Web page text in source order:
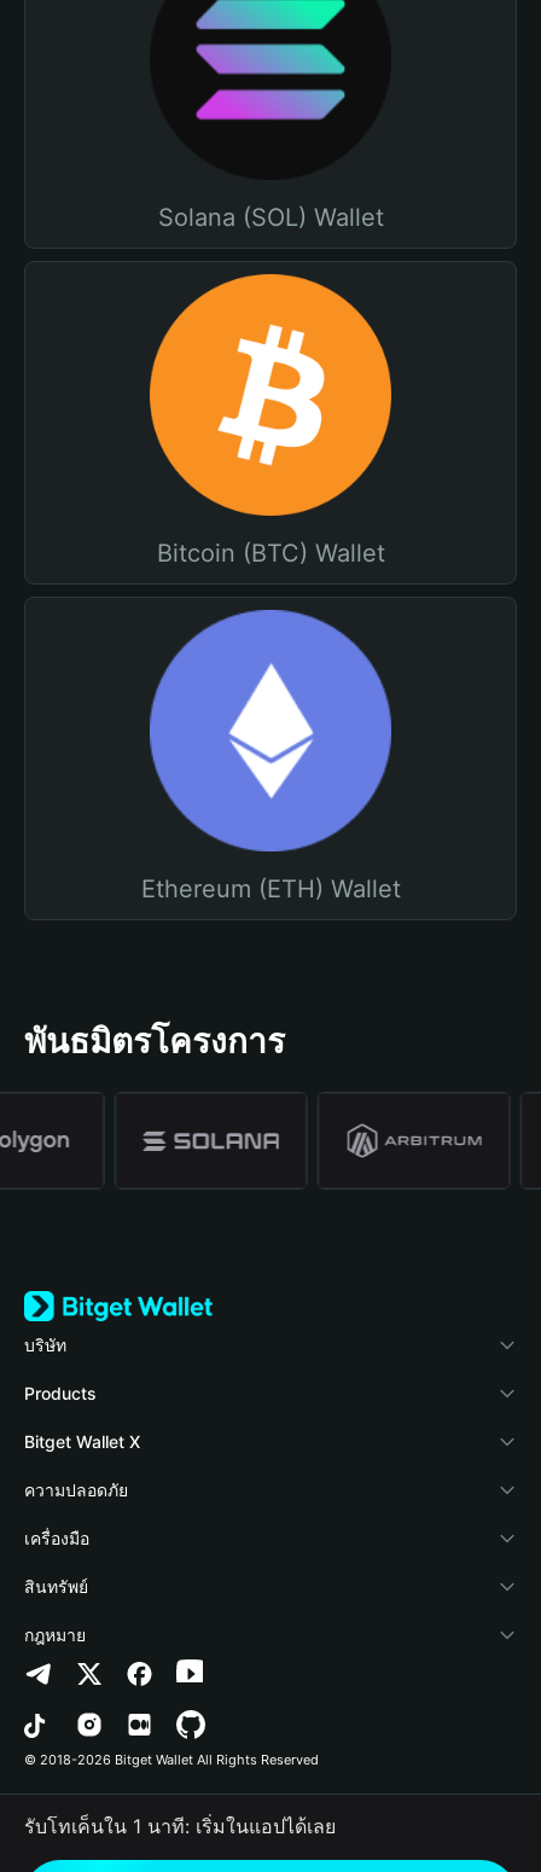
Solana (SOL) Wallet
Bitcoin (BTC) Wallet
Ethereum (ETH) Wallet
พันธมิตรโครงการ
บริษัท
เกี่ยวกับ Bitget Wallet
Blog
Academy
ข่าวสารด้านคริปโต
ศูนย์ช่วยเหลือ
ติดต่อเรา
ทรัพยากรข้อมูลของแบรนด์
อาชีพ
Products
Crypto Card
Stablecoin Earn
Payfi Crypto
Crypto Swap API
Altcoin Season Index
Prediction Markets
DApp
RWA
Bitget Wallet X
นักพัฒนา
เชื่อมต่อ Wallet
Bitget Wallet Pay
ลิสต์โปรเจกต์
ความปลอดภัย
Protection Fund
เทคโนโลยีความปลอดภัย
เครื่องมือ
ซื้อคริปโต
การตรวจจับการอนุญาต
การตรวจจับสัญญา
การโอนเป็นชุด
สินทรัพย์
Arbitrum
Avalanche
Bitcoin
Polygon
กฎหมาย
นโยบายความเป็นส่วนตัว
ข้อตกลงในการใช้บริการ
© 2018-2026 Bitget Wallet All Rights Reserved
รับโทเค็นใน 1 นาที: เริ่มในแอปได้เลย